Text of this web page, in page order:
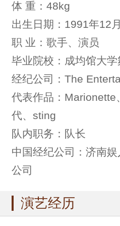
体 重：48kg
出生日期：1991年12
职 业：歌手、演员
毕业院校：成均馆大
经纪公司：The
代表作品：Marionette
代、sting
队内职务：队长
中国经纪公司：济南
公司
演艺经历